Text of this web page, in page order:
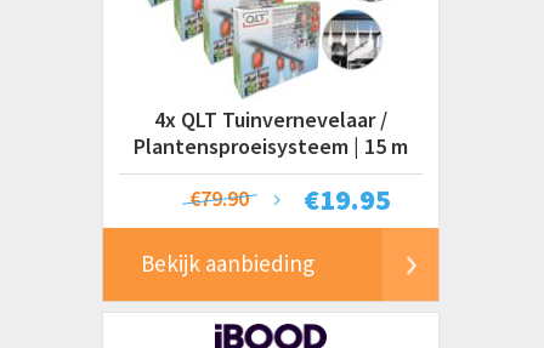
4x QLT Tuinvernevelaar /
Plantensproeisysteem | 15 m
€19.95
€79.90
Bekijk aanbieding